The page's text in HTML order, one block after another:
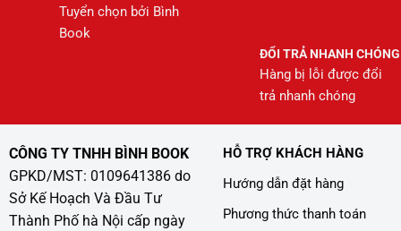
Tuyển chọn bởi Bình
Book
ĐỔI TRẢ NHANH CHÓNG
Hàng bị lỗi được đổi
trả nhanh chóng
CÔNG TY TNHH BÌNH BOOK
GPKD/MST: 0109641386 do
Sở Kế Hoạch Và Đầu Tư
Thành Phố hà Nội cấp ngày
HỖ TRỢ KHÁCH HÀNG
Hướng dẫn đặt hàng
Phương thức thanh toán